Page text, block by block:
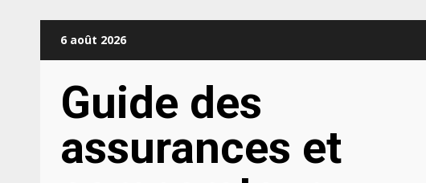
6 août 2026
Guide des
assurances et